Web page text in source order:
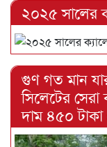
২০২৫ সালের
গুণ গত মান
সিলেটের সেরা
দাম ৪৫০ টাকা